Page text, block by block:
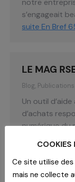
notre
s’engageait
suite En Bref
LE MAG
Blog, Publications
Un outil
d’achats
numérique du
depuis 2012,
outil
fournisseurs
avant tout un
COOKIES
Ce site utilise des
mais ne collecte